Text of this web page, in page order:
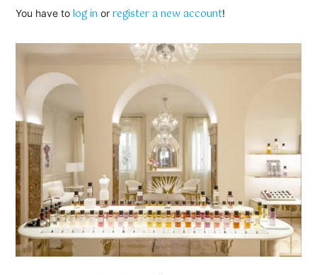
You have tolog in orregister a new account!